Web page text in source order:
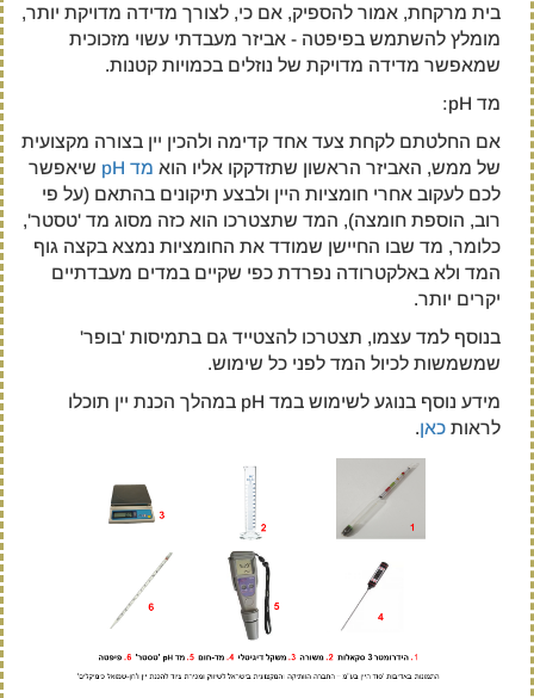
בית מרקחת, אמור להספיק, אם כי, לצורך מדידה מדויקת יותר,
מומלץ להשתמש בפיפטה - אביזר מעבדתי עשוי מזכוכית
שמאפשר מדידה מדויקת של נוזלים בכמויות קטנות.
מד pH:
אם החלטתם לקחת צעד אחד קדימה ולהכין יין בצורה מקצועית
של ממש, האביזר הראשון שתזדקקו אליו הוא מד pH
שיאפשר
לכם לעקוב אחרי חומציות היין ולבצע תיקונים בהתאם (על פי
רוב, הוספת חומצה), המד שתצטרכו הוא כזה מסוג מד 'טסטר',
כלומר, מד שבו החיישן שמודד את החומציות נמצא בקצה גוף
המד ולא באלקטרודה נפרדת כפי שקיים במדים מעבדתיים
יקרים יותר.
בנוסף למד עצמו, תצטרכו להצטייד גם בתמיסות 'בופר'
שמשמשות לכיול המד לפני כל שימוש.
מידע נוסף בנוגע לשימוש במד pH במהלך הכנת יין תוכלו
לראות כאן.